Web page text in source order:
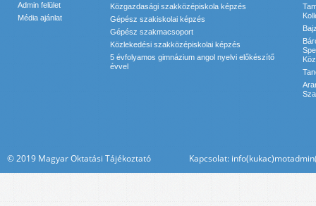
Admin felület
Média ajánlat
Közgazdasági szakközépiskola képzés
Gépész szakiskolai képzés
Gépész szakmacsoport
Közlekedési szakközépiskolai képzés
5 évfolyamos gimnázium angol nyelvi előkészítő
évvel
© 2019 Magyar Oktatási Tájékoztató Kapcsolat: